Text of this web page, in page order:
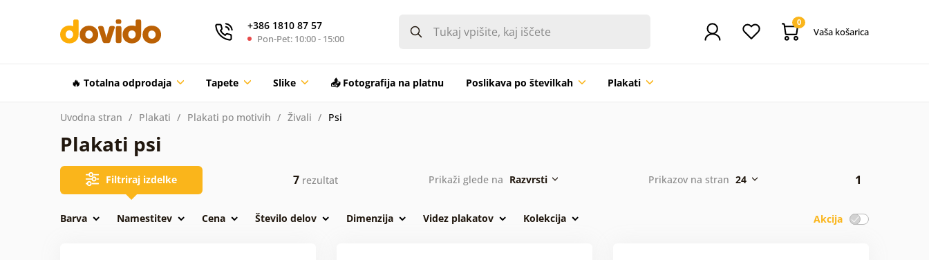
+386 1810 87 57
Pon-Pet: 10:00 - 15:00
0
Vaša košarica
🔥 Totalna odprodaja Tapete Slike 📤 Fotografija na platnu Poslikava po številkah Plakati
Uvodna stran Plakati Plakati po motivih Živali Psi
Plakati psi
Filtriraj izdelke 7rezultat Prikaži glede na Razvrsti Prikazov na stran 24 1
Akcija
Barva Namestitev Cena Število delov Dimenzija Videz plakatov Kolekcija